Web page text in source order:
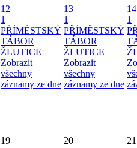
12
1
PŘÍMĚSTSKÝ
TÁBOR
ŽLUTICE
Zobrazit
všechny
záznamy ze dne
13
1
PŘÍMĚSTSKÝ
TÁBOR
ŽLUTICE
Zobrazit
všechny
záznamy ze dne
14
1
19 20 21